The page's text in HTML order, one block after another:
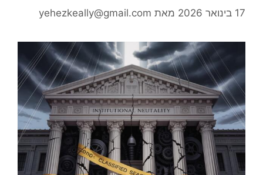
17 בינואר 2026 מאת yehezkeally@gmail.com